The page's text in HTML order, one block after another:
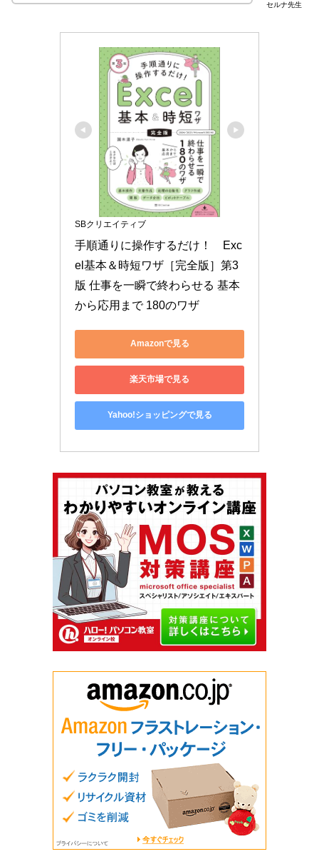
セルナ先生
SBクリエイティブ
手順通りに操作するだけ！　Exc
el基本＆時短ワザ［完全版］第3
版 仕事を一瞬で終わらせる 基本
から応用まで 180のワザ
Amazonで見る
楽天市場で見る
Yahoo!ショッピングで見る